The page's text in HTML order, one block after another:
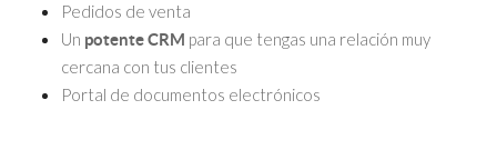
Pedidos de venta
Un potente CRM para que tengas una relación muy
cercana con tus clientes
Portal de documentos electrónicos